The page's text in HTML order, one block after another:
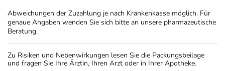
Abweichungen der Zuzahlung je nach Krankenkasse möglich. Für
genaue Angaben wenden Sie sich bitte an unsere pharmazeutische
Beratung.
Zu Risiken und Nebenwirkungen lesen Sie die Packungsbeilage
und fragen Sie Ihre Ärztin, Ihren Arzt oder in Ihrer Apotheke.